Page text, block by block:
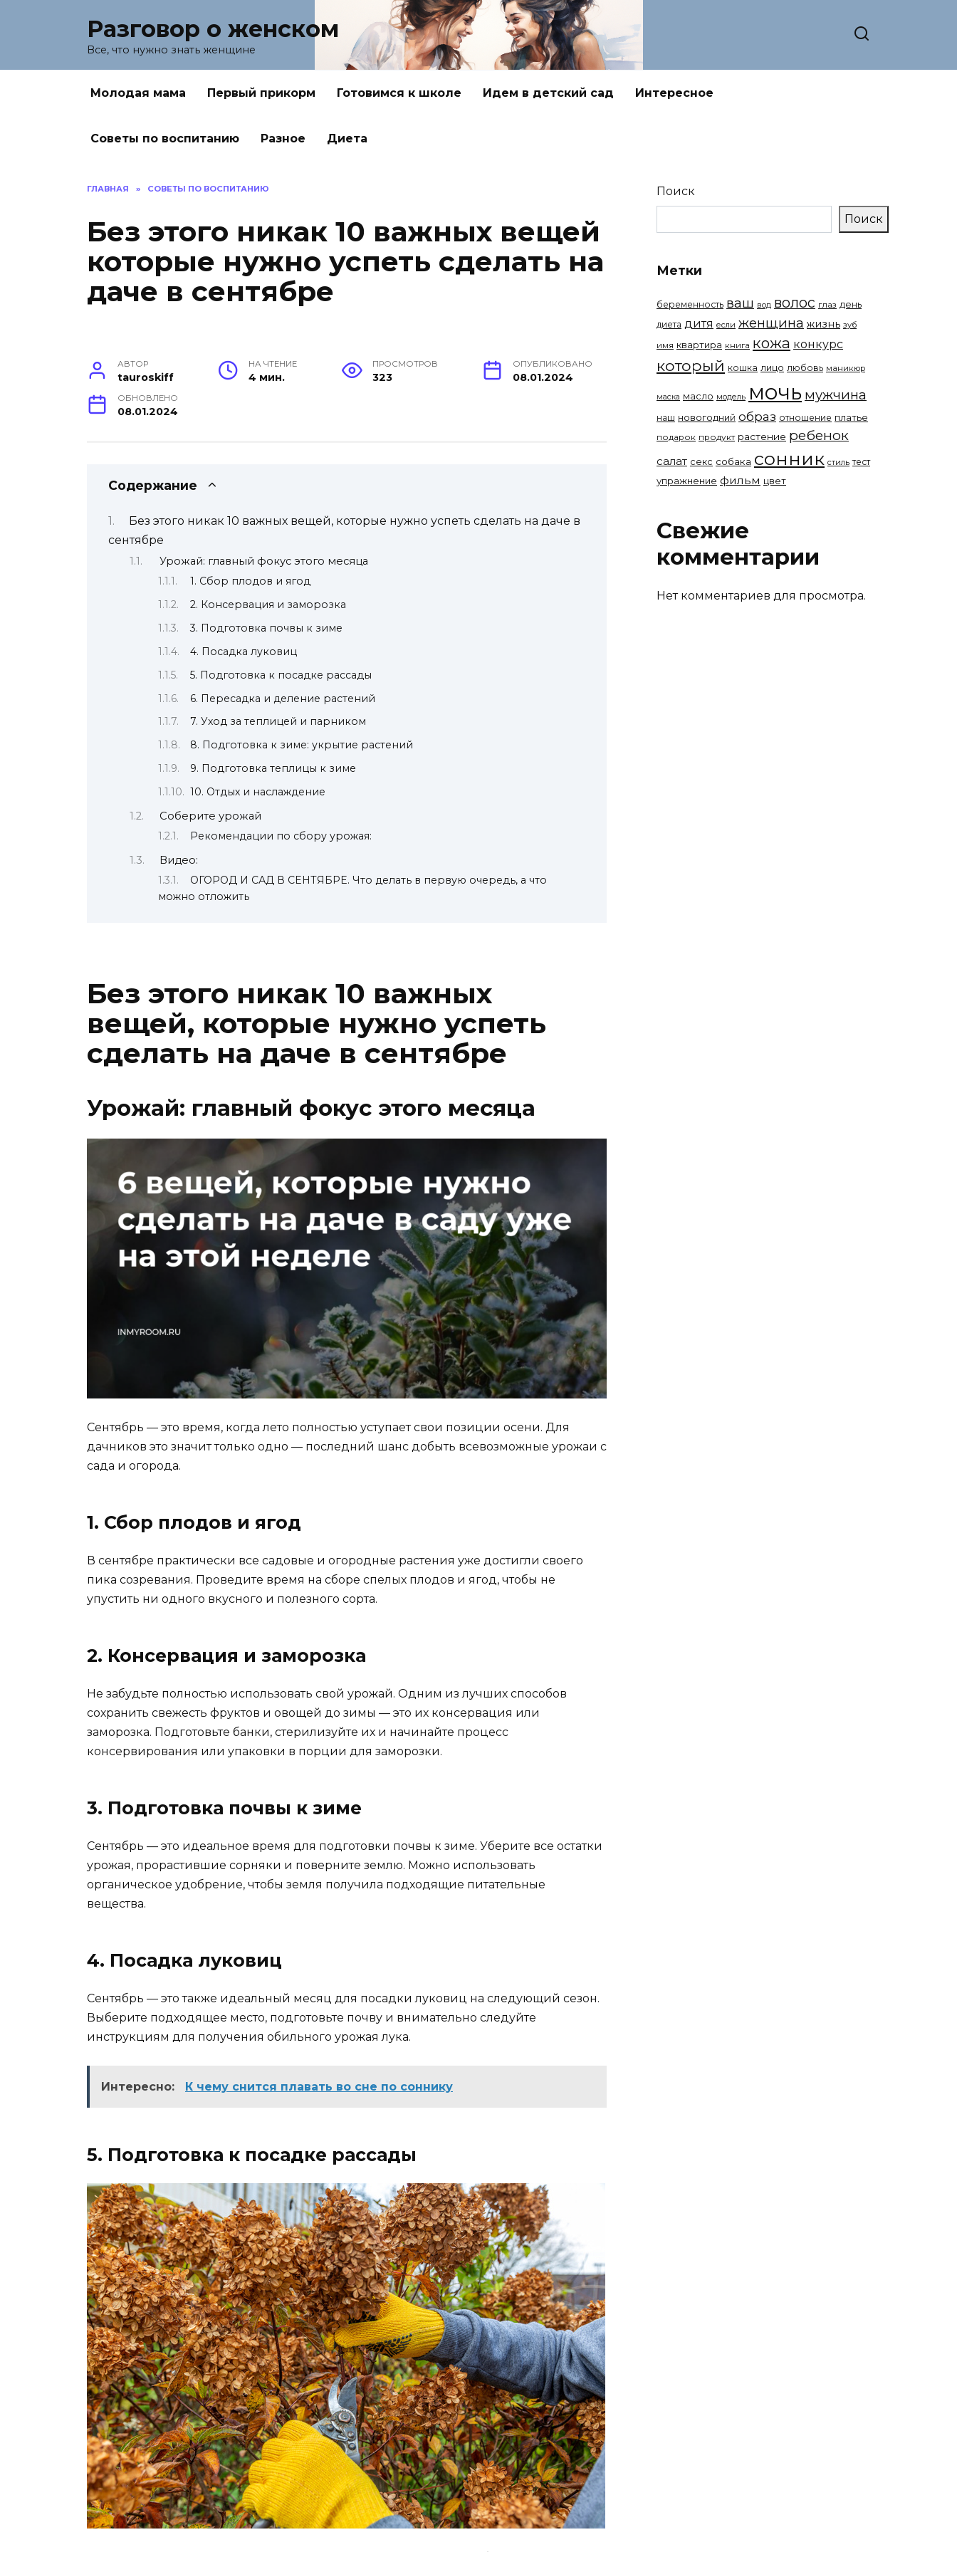
Разговор о женском
Все, что нужно знать женщине
Молодая мама Первый прикорм Готовимся к школе Идем в детский сад Интересное
Советы по воспитанию Разное Диета
ГЛАВНАЯ » СОВЕТЫ ПО ВОСПИТАНИЮ
Без этого никак 10 важных вещей
которые нужно успеть сделать на
даче в сентябре
АВТОР
tauroskiff
НА ЧТЕНИЕ
4 мин.
ПРОСМОТРОВ
323
ОПУБЛИКОВАНО
08.01.2024
ОБНОВЛЕНО
08.01.2024
Содержание
Без этого никак 10 важных вещей, которые нужно успеть сделать на даче в
сентябре
Урожай: главный фокус этого месяца
1. Сбор плодов и ягод
2. Консервация и заморозка
3. Подготовка почвы к зиме
4. Посадка луковиц
5. Подготовка к посадке рассады
6. Пересадка и деление растений
7. Уход за теплицей и парником
8. Подготовка к зиме: укрытие растений
9. Подготовка теплицы к зиме
10. Отдых и наслаждение
Соберите урожай
Рекомендации по сбору урожая:
Видео:
ОГОРОД И САД В СЕНТЯБРЕ. Что делать в первую очередь, а что
можно отложить
Без этого никак 10 важных
вещей, которые нужно успеть
сделать на даче в сентябре
Урожай: главный фокус этого месяца
Сентябрь — это время, когда лето полностью уступает свои позиции осени. Для
дачников это значит только одно — последний шанс добыть всевозможные урожаи с
сада и огорода.
1. Сбор плодов и ягод
В сентябре практически все садовые и огородные растения уже достигли своего
пика созревания. Проведите время на сборе спелых плодов и ягод, чтобы не
упустить ни одного вкусного и полезного сорта.
2. Консервация и заморозка
Не забудьте полностью использовать свой урожай. Одним из лучших способов
сохранить свежесть фруктов и овощей до зимы — это их консервация или
заморозка. Подготовьте банки, стерилизуйте их и начинайте процесс
консервирования или упаковки в порции для заморозки.
3. Подготовка почвы к зиме
Сентябрь — это идеальное время для подготовки почвы к зиме. Уберите все остатки
урожая, прорастившие сорняки и поверните землю. Можно использовать
органическое удобрение, чтобы земля получила подходящие питательные
вещества.
4. Посадка луковиц
Сентябрь — это также идеальный месяц для посадки луковиц на следующий сезон.
Выберите подходящее место, подготовьте почву и внимательно следуйте
инструкциям для получения обильного урожая лука.
Интересно: К чему снится плавать во сне по соннику
5. Подготовка к посадке рассады
Поиск
Поиск
Метки
беременность ваш вод волос глаз день
диета дитя если женщина жизнь зуб
имя квартира книга кожа конкурс
который кошка лицо любовь маникюр
маска масло модель мочь мужчина
наш новогодний образ отношение платье
подарок продукт растение ребенок
салат секс собака сонник стиль тест
упражнение фильм цвет
Свежие
комментарии
Нет комментариев для просмотра.